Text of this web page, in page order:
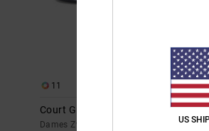
11
Court Graffik
Dames Zwart Leren schoenen US